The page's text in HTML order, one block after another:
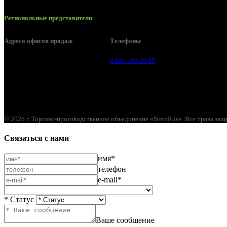
Региональные представители
Адреса офисов продаж Телефоны
8 961 109 59 38
© 2026 г. Торгово-производственное объединение «SteinRus». Все права
Связаться с нами
имя*
телефон
e-mail*
* Статус
Ваше сообщение